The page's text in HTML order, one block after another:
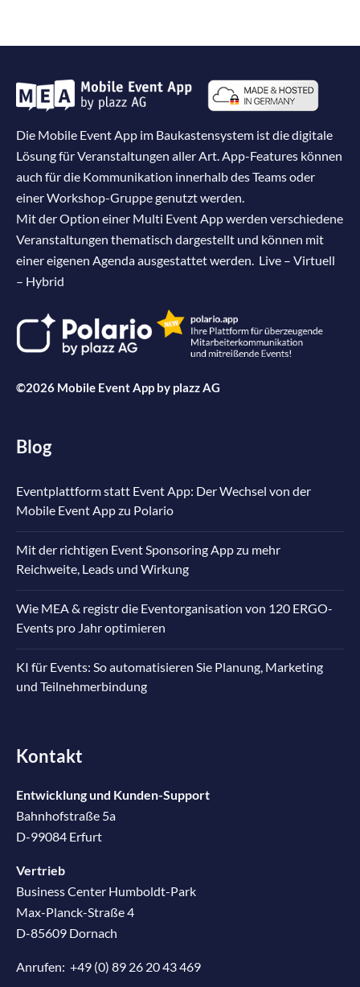
Die Mobile Event App im Baukastensystem ist die digitale
Lösung für Veranstaltungen aller Art. App-Features können
auch für die Kommunikation innerhalb des Teams oder
einer Workshop-Gruppe genutzt werden.
Mit der Option einer Multi Event App werden verschiedene
Veranstaltungen thematisch dargestellt und können mit
einer eigenen Agenda ausgestattet werden. Live – Virtuell
– Hybrid
©2026 Mobile Event App by plazz AG
Blog
Eventplattform statt Event App: Der Wechsel von der
Mobile Event App zu Polario
Mit der richtigen Event Sponsoring App zu mehr
Reichweite, Leads und Wirkung
Wie MEA & registr die Eventorganisation von 120 ERGO-
Events pro Jahr optimieren
KI für Events: So automatisieren Sie Planung, Marketing
und Teilnehmerbindung
Kontakt
Entwicklung und Kunden-Support
Bahnhofstraße 5a
D-99084 Erfurt
Vertrieb
Business Center Humboldt-Park
Max-Planck-Straße 4
D-85609 Dornach
Anrufen: +49 (0) 89 26 20 43 469